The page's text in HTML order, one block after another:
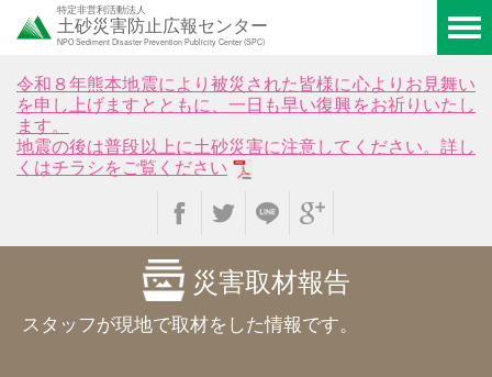
特定非営利活動法人
土砂災害防止広報センター
NPO Sediment Disaster Prevention Publicity Center (SPC)
令和８年熊本地震により被災された皆様に心よりお見舞い
を申し上げますとともに、一日も早い復興をお祈りいたし
ます。
地震の後は普段以上に土砂災害に注意してください。詳し
くはチラシをご覧ください
災害取材報告
スタッフが現地で取材をした情報です。